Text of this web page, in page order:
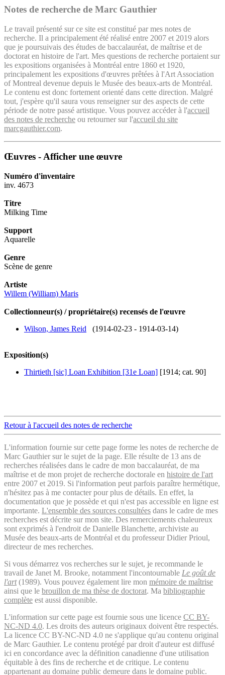
Notes de recherche de Marc Gauthier
Le travail présenté sur ce site est constitué par mes notes de
recherche. Il a principalement été réalisé entre 2007 et 2019 alors
que je poursuivais des études de baccalauréat, de maîtrise et de
doctorat en histoire de l'art. Mes questions de recherche portaient sur
les expositions organisées à Montréal entre 1860 et 1920,
principalement les expositions d'œuvres prêtées à l'Art Association
of Montreal devenue depuis le Musée des beaux-arts de Montréal.
Le contenu est donc fortement orienté dans cette direction. Malgré
tout, j'espère qu'il saura vous renseigner sur des aspects de cette
période de notre passé artistique. Vous pouvez accéder à l'accueil
des notes de recherche ou retourner sur l'accueil du site
marcgauthier.com.
Œuvres - Afficher une œuvre
Numéro d'inventaire
inv. 4673
Titre
Milking Time
Support
Aquarelle
Genre
Scène de genre
Artiste
Willem (William) Maris
Collectionneur(s) / propriétaire(s) recensés de l'œuvre
Wilson, James Reid (1914-02-23 - 1914-03-14)
Exposition(s)
Thirtieth [sic] Loan Exhibition [31e Loan] [1914; cat. 90]
Retour à l'accueil des notes de recherche
L'information fournie sur cette page forme les notes de recherche de
Marc Gauthier sur le sujet de la page. Elle résulte de 13 ans de
recherches réalisées dans le cadre de mon baccalauréat, de ma
maîtrise et de mon projet de recherche doctorale en histoire de l'art
entre 2007 et 2019. Si l'information peut parfois paraître hermétique,
n'hésitez pas à me contacter pour plus de détails. En effet, la
documentation que je possède et qui n'est pas accessible en ligne est
importante. L'ensemble des sources consultées dans le cadre de mes
recherches est décrite sur mon site. Des remerciements chaleureux
sont exprimés à l'endroit de Danielle Blanchette, archiviste au
Musée des beaux-arts de Montréal et du professeur Didier Prioul,
directeur de mes recherches.
Si vous démarrez vos recherches sur le sujet, je recommande le
travail de Janet M. Brooke, notamment l'incontournable Le goût de
l'art(1989). Vous pouvez également lire mon mémoire de maîtrise
ainsi que le brouillon de ma thèse de doctorat. Ma bibliographie
complète est aussi disponible.
L'information sur cette page est fournie sous une licence CC BY-
NC-ND 4.0. Les droits des auteurs originaux doivent être respectés.
La licence CC BY-NC-ND 4.0 ne s'applique qu'au contenu original
de Marc Gauthier. Le contenu protégé par droit d'auteur est diffusé
ici en concordance avec la définition canadienne d'une utilisation
équitable à des fins de recherche et de critique. Le contenu
appartenant au domaine public demeure dans le domaine public.